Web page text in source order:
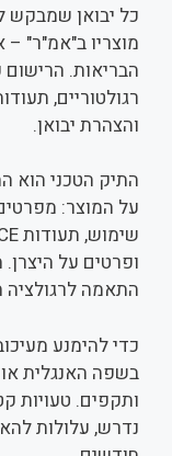
כל יבואן שמבקש
מוצריו ב"אמ"ר"
הבריאות.
רגולטוריים,
והצהרת יבואן.
התיק הטכני הוא
על המוצר:
ופרטים על
התאמה לרגולציה
כדי להימנע
בשפה האנגלית
ותקפים. טעויות
נדרש, עלולות